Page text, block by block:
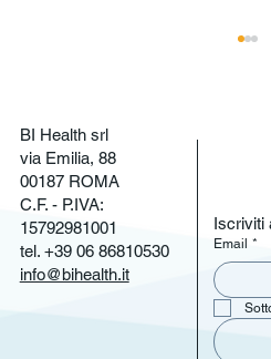
Michele Fanello al
REVOLUTION" di
BI Health srl
via Emilia, 88
00187 ROMA
C.F. - P.IVA:
15792981001
tel. +39 06 86810530
info@bihealth.it
Iscriviti
Email *